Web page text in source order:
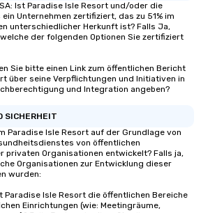
Ist Paradise Isle Resort und/oder die
Unternehmen zertifiziert, das zu 51% im
unterschiedlicher Herkunft ist? Falls Ja,
der folgenden Optionen Sie zertifiziert
Sie bitte einen Link zum öffentlichen Bericht
über seine Verpflichtungen und Initiativen in
und Integration angeben?
SICHERHEIT
Paradise Isle Resort auf der Grundlage von
von öffentlichen
privaten Organisationen entwickelt? Falls ja,
Organisationen zur Entwicklung dieser
wurden:
Paradise Isle Resort die öffentlichen Bereiche
Einrichtungen (wie: Meetingräume,